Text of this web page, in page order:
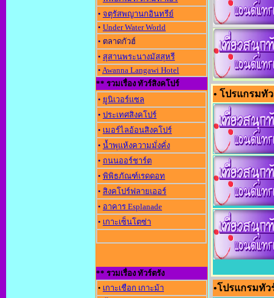
• จตุรัสพญานกอินทรีย์
• Under Water World
• ตลาดกัวฮ์
• สุสานพระนางมัสสุหรี
• Awanna Langawi Hotel
** รวมเรื่อง ทัวร์สิงคโปร์
• ยูนิเวอร์แซล
• ประเทศสิงคโปร์
• เมอร์ไลอ้อนสิงคโปร์
• น้ำพุแห้งความมั่งคั่ง
• ถนนออร์ชาร์ต
• พิพิธภัณฑ์เรดดอท
• สิงคโปร์ฟลายเออร์
• อาคาร Esplanade
• เกาะเซ็นโตซ่า
** รวมเรื่อง ทัวร์ตรัง
• เกาะเชือก เกาะม้า
• โปรแกรมทั
•โปรแกรมทัว